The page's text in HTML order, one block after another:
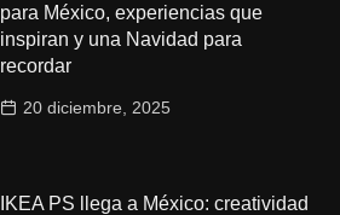
para México, experiencias que
inspiran y una Navidad para
recordar
20 diciembre, 2025
IKEA PS llega a México: creatividad